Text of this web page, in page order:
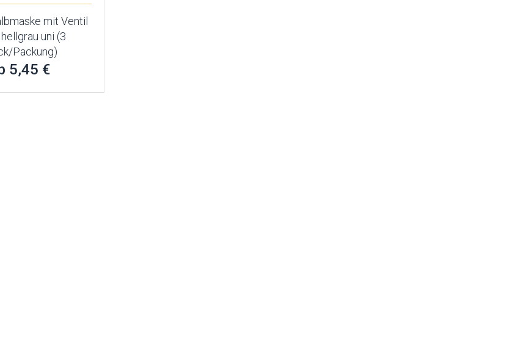
mit Ventil
uni (3
Packung)
5,45 €